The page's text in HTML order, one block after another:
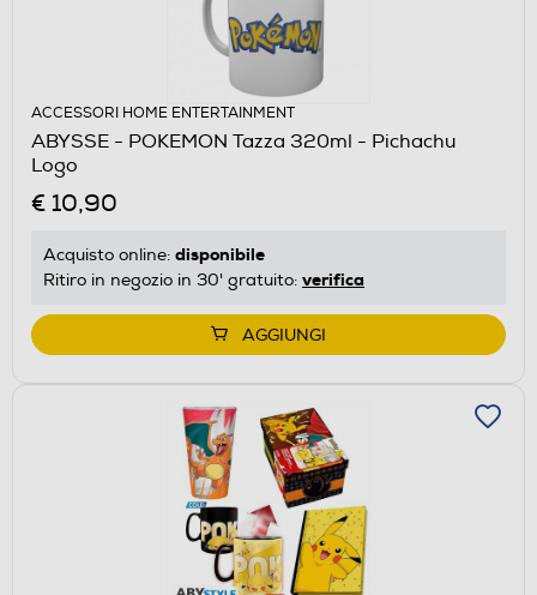
ACCESSORI HOME ENTERTAINMENT
ABYSSE - POKEMON Tazza 320ml - Pichachu
Logo
€ 10,90
Acquisto online: disponibile
Ritiro in negozio in 30' gratuito: verifica
AGGIUNGI